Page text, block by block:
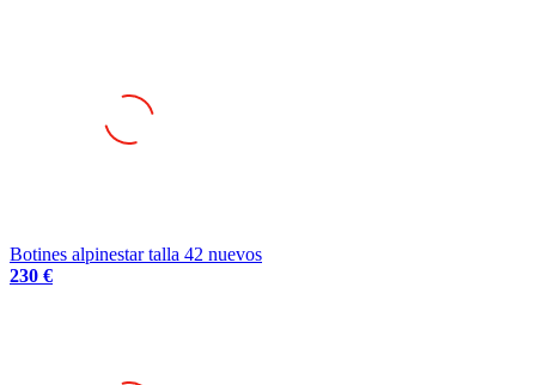
Botines alpinestar talla 42 nuevos
230 €